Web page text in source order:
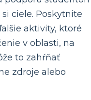
ciele. Poskytnite
aktivity, ktoré
v oblasti, na
to zahŕňať
zdroje alebo